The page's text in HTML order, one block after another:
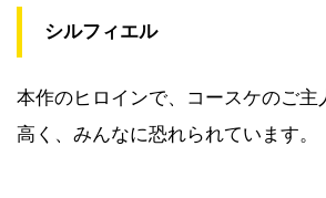
シルフィエル
本作のヒロインで、コースケのご主
高く、みんなに恐れられています。